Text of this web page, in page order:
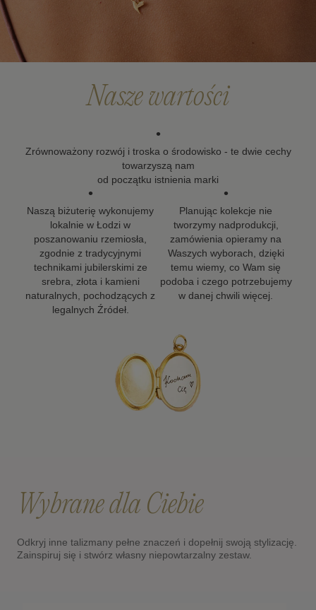
Po upływie okresu gwarancji możesz skorzystać z
dokładamy wszelkich starań, aby nasze projekty mogły
towarzyszyć Ci w kolejnych ważnych momentach życia.
Nasze wartości
•
Zrównoważony rozwój i troska o środowisko - te dwie cechy
towarzyszą nam
od początku istnienia marki
•
Naszą biżuterię wykonujemy
lokalnie w Łodzi w
poszanowaniu rzemiosła,
zgodnie z tradycyjnymi
technikami jubilerskimi ze
srebra, złota i kamieni
naturalnych, pochodzących z
legalnych Źródeł.
•
Planując kolekcje nie
tworzymy nadprodukcji,
zamówienia opieramy na
Waszych wyborach, dzięki
temu wiemy, co Wam się
podoba i czego potrzebujemy
w danej chwili więcej.
Wybrane dla Ciebie
Odkryj inne talizmany pełne znaczeń i dopełnij swoją stylizację.
Zainspiruj się i stwórz własny niepowtarzalny zestaw.